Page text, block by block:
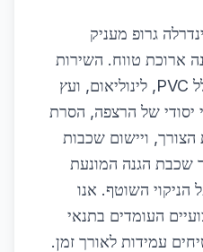
גרופ מעניק
ארוכת טווח. השירות
מתאים לרצפות שונות כולל PVC, לינוליאום, ועץ
יסודי של הרצפה, הסרת
ויישום שכבות
שכבת הגנה המונעת
הניקוי השוטף. אנו
העומדים בתנאי
עמידות לאורך זמן.